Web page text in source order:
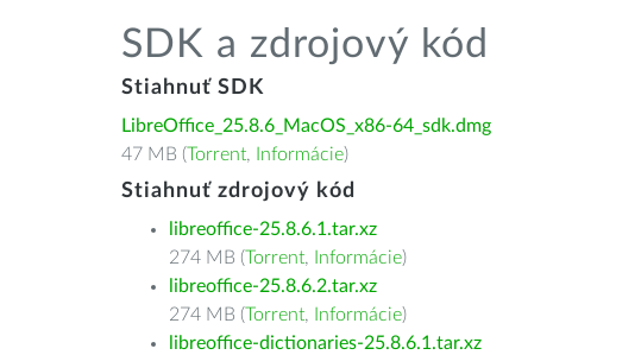
SDK a zdrojový kód
Stiahnuť SDK
LibreOffice_25.8.6_MacOS_x86-64_sdk.dmg
47 MB (Torrent, Informácie)
Stiahnuť zdrojový kód
libreoffice-25.8.6.1.tar.xz
274 MB (Torrent, Informácie)
libreoffice-25.8.6.2.tar.xz
274 MB (Torrent, Informácie)
libreoffice-dictionaries-25.8.6.1.tar.xz